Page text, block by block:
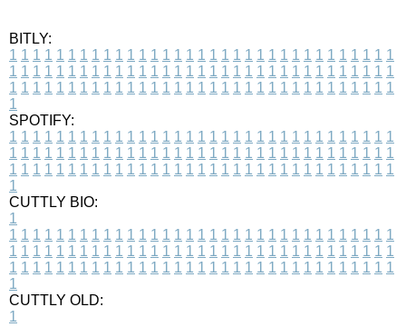
BITLY:
1 1 1 1 1 1 1 1 1 1 1 1 1 1 1 1 1 1 1 1 1 1 1 1 1 1 1 1 1 1 1 1 1
1 1 1 1 1 1 1 1 1 1 1 1 1 1 1 1 1 1 1 1 1 1 1 1 1 1 1 1 1 1 1 1 1
1 1 1 1 1 1 1 1 1 1 1 1 1 1 1 1 1 1 1 1 1 1 1 1 1 1 1 1 1 1 1 1 1
1
SPOTIFY:
1 1 1 1 1 1 1 1 1 1 1 1 1 1 1 1 1 1 1 1 1 1 1 1 1 1 1 1 1 1 1 1 1
1 1 1 1 1 1 1 1 1 1 1 1 1 1 1 1 1 1 1 1 1 1 1 1 1 1 1 1 1 1 1 1 1
1 1 1 1 1 1 1 1 1 1 1 1 1 1 1 1 1 1 1 1 1 1 1 1 1 1 1 1 1 1 1 1 1
1
CUTTLY BIO:
1
1 1 1 1 1 1 1 1 1 1 1 1 1 1 1 1 1 1 1 1 1 1 1 1 1 1 1 1 1 1 1 1 1
1 1 1 1 1 1 1 1 1 1 1 1 1 1 1 1 1 1 1 1 1 1 1 1 1 1 1 1 1 1 1 1 1
1 1 1 1 1 1 1 1 1 1 1 1 1 1 1 1 1 1 1 1 1 1 1 1 1 1 1 1 1 1 1 1 1
1
CUTTLY OLD:
1